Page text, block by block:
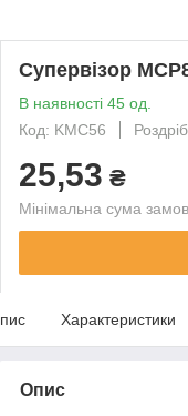
Супервізор
В наявності 45 од.
Код: KMC56
Роздріб
25,53 ₴
Мінімальна сума
Характеристики
Опис